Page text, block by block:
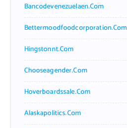
Bancodevenezuelaen.com
Bettermoodfoodcorporation.com
Hingstonnt.com
Chooseagender.com
Hoverboardssale.com
Alaskapolitics.com